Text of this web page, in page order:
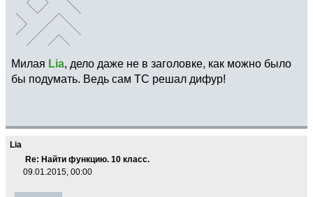
Милая Lia, дело даже не в заголовке, как можно было
бы подумать. Ведь сам ТС решал дифур!
Lia
Re: Найти функцию. 10 класс.
09.01.2015, 00:00